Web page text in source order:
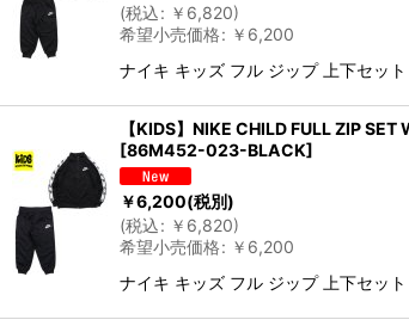
(税込: ￥ 6,820)
希望小売価格: ￥ 6,200
ナイキ キッズ フル ジップ 上下セッ
【KIDS】NIKE CHILD FULL ZIP
[86M452-023-BLACK]
￥6,200(税別)
(税込: ￥ 6,820)
希望小売価格: ￥ 6,200
ナイキ キッズ フル ジップ 上下セッ